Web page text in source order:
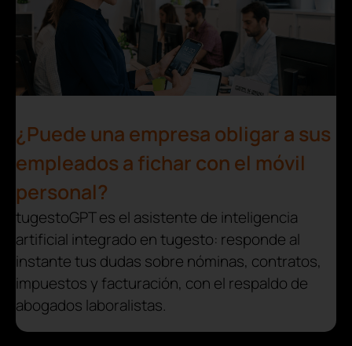
¿Puede una empresa obligar a sus
empleados a fichar con el móvil
personal?
tugestoGPT es el asistente de inteligencia
artificial integrado en tugesto: responde al
instante tus dudas sobre nóminas, contratos,
impuestos y facturación, con el respaldo de
abogados laboralistas.